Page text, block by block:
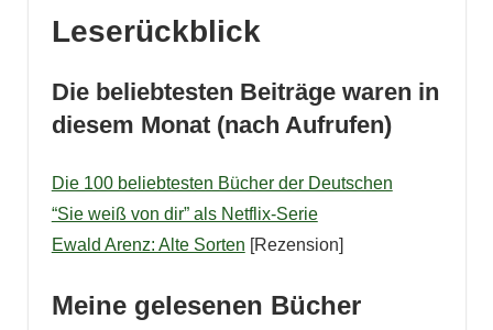
Leserückblick
Die beliebtesten Beiträge waren in
diesem Monat (nach Aufrufen)
Die 100 beliebtesten Bücher der Deutschen
“Sie weiß von dir” als Netflix-Serie
Ewald Arenz: Alte Sorten [Rezension]
Meine gelesenen Bücher